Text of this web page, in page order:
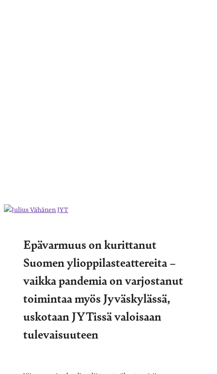
Epävarmuus on kurittanut
Suomen ylioppilasteattereita –
vaikka pandemia on varjostanut
toimintaa myös Jyväskylässä,
uskotaan JYTissä valoisaan
tulevaisuuteen